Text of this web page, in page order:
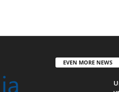
EVEN MORE NEWS